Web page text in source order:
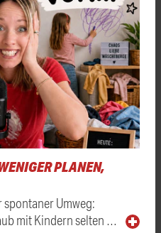
PLANEN,
Umweg:
mit Kindern selten …